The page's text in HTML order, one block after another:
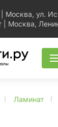
Москва, ул.
| Москва,
Ламинат